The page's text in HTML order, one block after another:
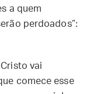
a quem
perdoados”:
vai
comece esse